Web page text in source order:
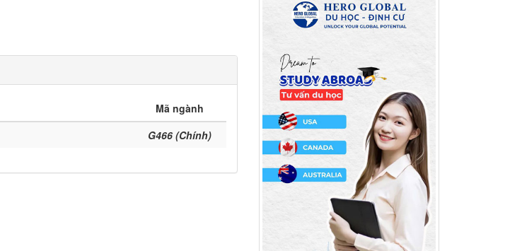
Mã ngành
G466 (Chính)